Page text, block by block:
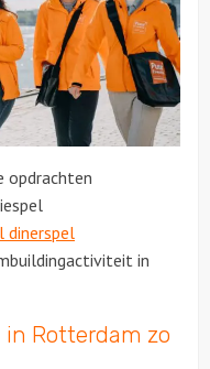
opdrachten
dinerspel
in
in Rotterdam zo